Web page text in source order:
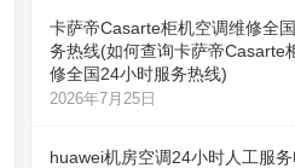
卡萨帝Casarte柜机空调维修全
务热线(如何查询卡萨帝Casarte
修全国24小时服务热线)
2026年7月25日
huawei机房空调24小时人工服